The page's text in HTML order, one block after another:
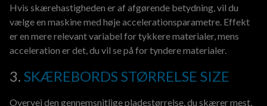
Hvis skærehastigheden er af afgørende betydning, vil du
vælge en maskine med høje accelerationsparametre. Effekt
er en mere relevant variabel for tykkere materialer, mens
acceleration er det, du vil se på for tyndere materialer.
3. SKÆREBORDS STØRRELSE SIZE
Overvej den gennemsnitlige pladestørrelse, du skærer mest,